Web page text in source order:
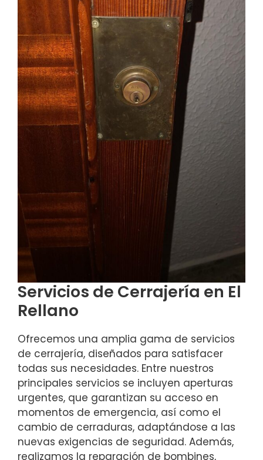
Servicios de Cerrajería en El
Rellano
Ofrecemos una amplia gama de servicios
de cerrajería, diseñados para satisfacer
todas sus necesidades. Entre nuestros
principales servicios se incluyen aperturas
urgentes, que garantizan su acceso en
momentos de emergencia, así como el
cambio de cerraduras, adaptándose a las
nuevas exigencias de seguridad. Además,
realizamos la reparación de bombines,